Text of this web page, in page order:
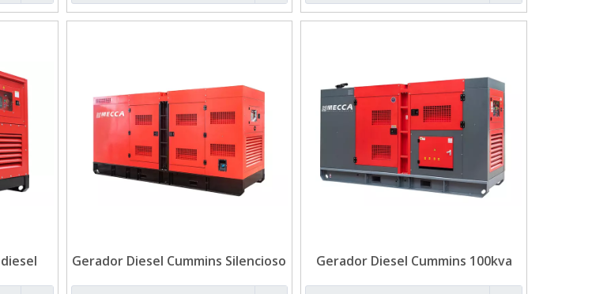
Gerador Diesel Cummins Silencioso
de 1250KVA para Hospital
Gerador Diesel Cummins 100kva
para Mineração